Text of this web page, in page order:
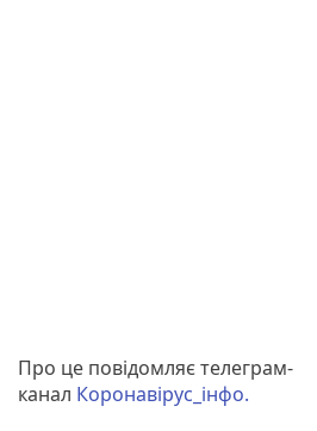
Про це повідомляє телеграм-
канал Коронавірус_інфо.